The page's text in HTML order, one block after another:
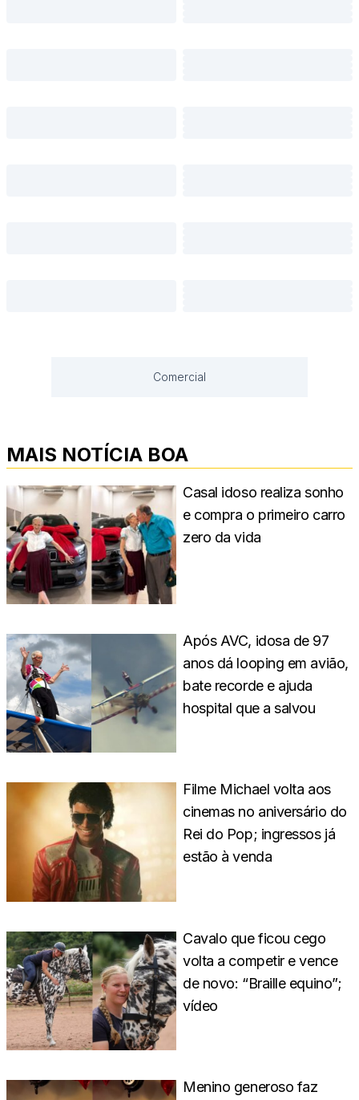
Comercial
MAIS NOTÍCIA BOA
Casal idoso realiza sonho
e compra o primeiro carro
zero da vida
Após AVC, idosa de 97
anos dá looping em avião,
bate recorde e ajuda
hospital que a salvou
Filme Michael volta aos
cinemas no aniversário do
Rei do Pop; ingressos já
estão à venda
Cavalo que ficou cego
volta a competir e vence
de novo: “Braille equino”;
vídeo
Menino generoso faz